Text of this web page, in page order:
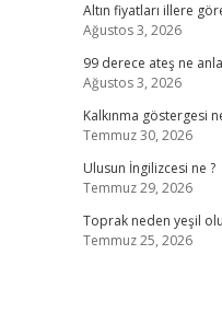
Altın fiyatları illere
Ağustos 3, 2026
99 derece ateş ne
Ağustos 3, 2026
Kalkınma göstergesi
Temmuz 30, 2026
Ulusun İngilizcesi ne ?
Temmuz 29, 2026
Toprak neden yeşil
Temmuz 25, 2026